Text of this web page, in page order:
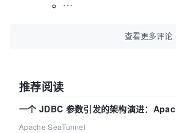
查看更多评论
推荐阅读
一个 JDBC 参数引发的架构演进：
数据同步中的“定时 Flush”难题
Apache SeaTunnel